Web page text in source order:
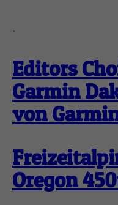
.
Editors
Garmin
von
Oregon